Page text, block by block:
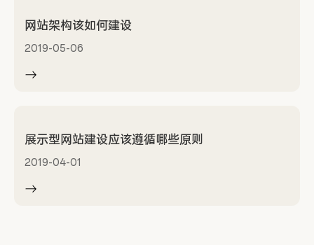
网站架构该如何建设
2019-05-06
展示型网站建设应该遵循哪些原则
2019-04-01